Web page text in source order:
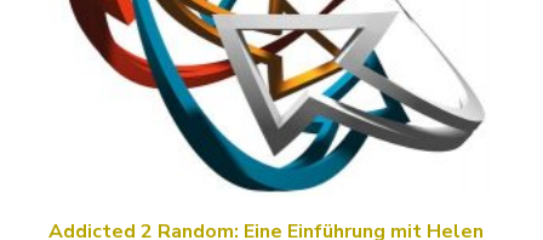
Addicted 2 Random: Eine Einführung mit Helen